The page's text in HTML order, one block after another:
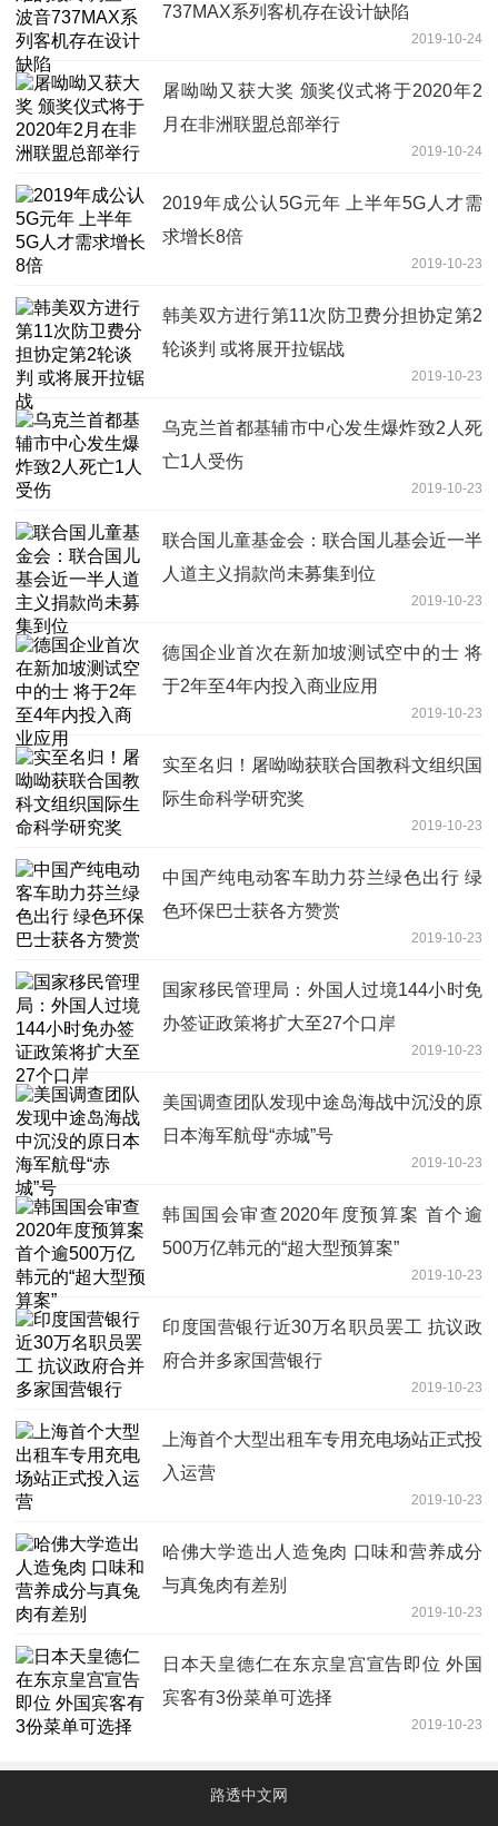
737MAX系列客机存在设计缺陷
2019-10-24
屠呦呦又获大奖 颁奖仪式将于2020年2
月在非洲联盟总部举行
2019-10-24
2019年成公认5G元年 上半年5G人才需
求增长8倍
2019-10-23
韩美双方进行第11次防卫费分担协定第2
轮谈判 或将展开拉锯战
2019-10-23
乌克兰首都基辅市中心发生爆炸致2人死
亡1人受伤
2019-10-23
联合国儿童基金会：联合国儿基会近一半
人道主义捐款尚未募集到位
2019-10-23
德国企业首次在新加坡测试空中的士 将
于2年至4年内投入商业应用
2019-10-23
实至名归！屠呦呦获联合国教科文组织国
际生命科学研究奖
2019-10-23
中国产纯电动客车助力芬兰绿色出行 绿
色环保巴士获各方赞赏
2019-10-23
国家移民管理局：外国人过境144小时免
办签证政策将扩大至27个口岸
2019-10-23
美国调查团队发现中途岛海战中沉没的原
日本海军航母“赤城”号
2019-10-23
韩国国会审查2020年度预算案 首个逾
500万亿韩元的“超大型预算案”
2019-10-23
印度国营银行近30万名职员罢工 抗议政
府合并多家国营银行
2019-10-23
上海首个大型出租车专用充电场站正式投
入运营
2019-10-23
哈佛大学造出人造兔肉 口味和营养成分
与真兔肉有差别
2019-10-23
日本天皇德仁在东京皇宫宣告即位 外国
宾客有3份菜单可选择
2019-10-23
路透中文网